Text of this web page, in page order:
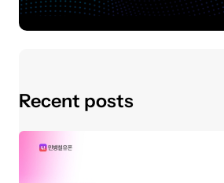
Recent posts